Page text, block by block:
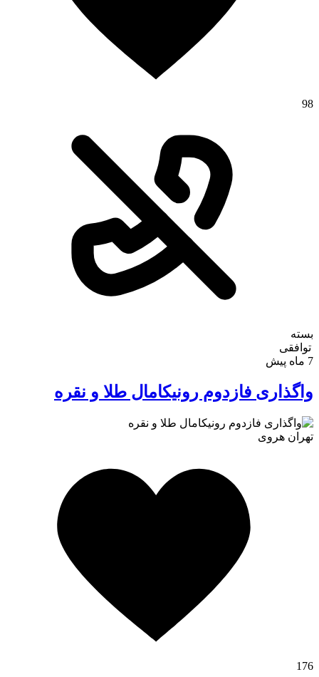
98
بسته
توافقی
واگذاری فازدوم رونیکامال طلا و نقره
تهرانهروی
176